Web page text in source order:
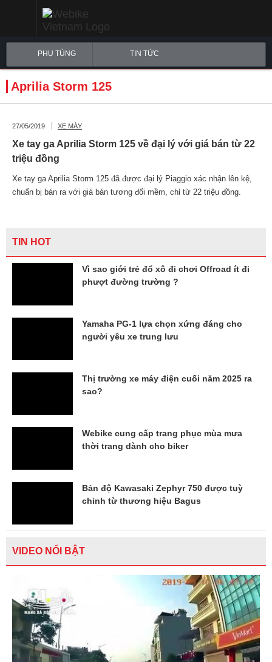
PHỤ TÙNG TIN TỨC
Aprilia Storm 125
27/05/2019 XE MÁY
Xe tay ga Aprilia Storm 125 về đại lý với giá bán từ 22
triệu đồng
Xe tay ga Aprilia Storm 125 đã được đại lý Piaggio xác nhận lên kệ,
chuẩn bị bán ra với giá bán tương đối mềm, chỉ từ 22 triệu đồng.
TIN HOT
Vì sao giới trẻ đổ xô đi chơi Offroad ít đi
phượt đường trường ?
Yamaha PG-1 lựa chọn xứng đáng cho
người yêu xe trung lưu
Thị trường xe máy điện cuối năm 2025 ra
sao?
Webike cung cấp trang phục mùa mưa
thời trang dành cho biker
Bản độ Kawasaki Zephyr 750 được tuỳ
chỉnh từ thương hiệu Bagus
VIDEO NỔI BẬT